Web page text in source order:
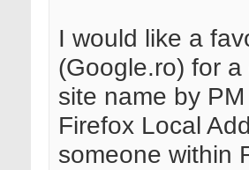
I would like a
(Google.ro) for
site name by
Firefox Local
someone within